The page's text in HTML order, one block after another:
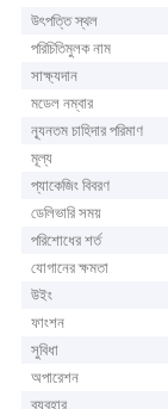
উৎপত্তি স্থল
পরিচিতিমুলক নাম
সাক্ষ্যদান
মডেল নম্বার
ন্যূনতম চাহিদার পরিমাণ
মূল্য
প্যাকেজিং বিবরণ
ডেলিভারি সময়
পরিশোধের শর্ত
যোগানের ক্ষমতা
উইং
ফাংশন
সুবিধা
অপারেশন
ব্যবহার